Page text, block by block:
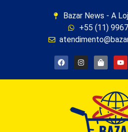
Bazar News - A
+55 (11)